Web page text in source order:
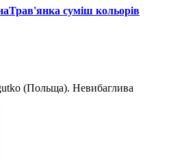
суміш кольорів
(Польща). Невибаглива